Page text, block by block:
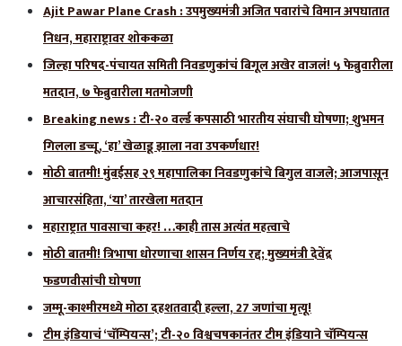
Ajit Pawar Plane Crash : उपमुख्यमंत्री अजित पवारांचे विमान अपघातात
निधन, महाराष्ट्रावर शोककळा
जिल्हा परिषद-पंचायत समिती निवडणुकांचं बिगूल अखेर वाजलं! ५ फेब्रुवारीला
मतदान, ७ फेब्रुवारीला मतमोजणी
Breaking news : टी-२० वर्ल्ड कपसाठी भारतीय संघाची घोषणा; शुभमन
गिलला डच्चू, ‘हा’ खेळाडू झाला नवा उपकर्णधार!
मोठी बातमी! मुंबईसह २९ महापालिका निवडणुकांचे बिगुल वाजले; आजपासून
आचारसंहिता, ‘या’ तारखेला मतदान
महाराष्ट्रात पावसाचा कहर! …काही तास अत्यंत महत्वाचे
मोठी बातमी! त्रिभाषा धोरणाचा शासन निर्णय रद्द; मुख्यमंत्री देवेंद्र
फडणवीसांची घोषणा
जम्मू-काश्मीरमध्ये मोठा दहशतवादी हल्ला, 27 जणांचा मृत्यू!
टीम इंडियाचं ‘चॅम्पियन्स’; टी-२० विश्वचषकानंतर टीम इंडियाने चॅम्पियन्स